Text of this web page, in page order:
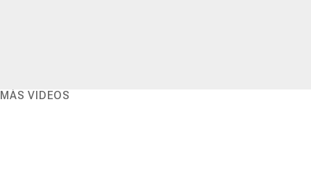
MÁS VIDEOS